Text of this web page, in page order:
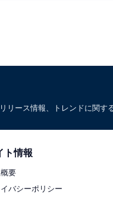
ース情報、トレンドに関す
ト情報
要
バシーポリシー